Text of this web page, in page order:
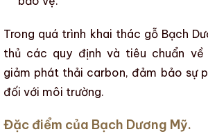
Trong quá trình khai thác gỗ Bạch
thủ các quy định và tiêu chuẩn về
giảm phát thải carbon, đảm bảo sự
đối với môi trường.
Đặc điểm của Bạch Dương Mỹ.